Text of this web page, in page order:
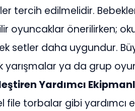
tercih edilmelidir.
oyuncaklar önerilirken;
setler daha uygundur.
ya da grup
Yardımcı
file torbalar gibi yardımcı